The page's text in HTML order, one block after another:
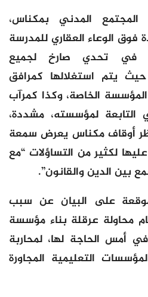
المدني بمكناس،
فوق الوعاء العقاري للمدرسة
في تحدي صارخ لجميع
حيث يتم استغلالها كمرافق
الخاصة، وكذا كمرآب
التابعة لمؤسسته، مشددة،
أوقاف مكناس يعرض سمعة
لكثير من التساؤلات “مع
بين الدين والقانون”.
على البيان عن سبب
محاولة عرقلة بناء مؤسسة
أمس الحاجة لها، لمحاربة
التعليمية المجاورة